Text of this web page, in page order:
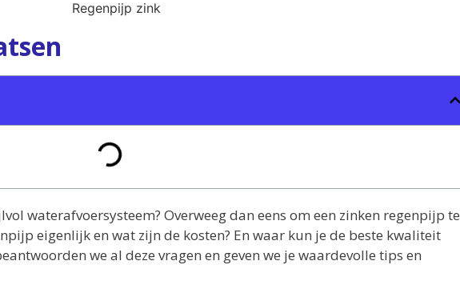
waterafvoersysteem? Overweeg dan eens om een zinken regenpijp te
eigenlijk en wat zijn de kosten? En waar kun je de beste kwaliteit
we al deze vragen en geven we je waardevolle tips en